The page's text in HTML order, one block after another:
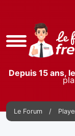
Accès
rapide
Depuis 15 ans,
Le Forum